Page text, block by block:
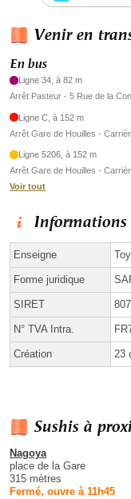
Venir en
En bus
Ligne 34, à 82 m
Arrêt Pasteur - 5 Rue de la
Ligne C, à 152 m
Arrêt Gare de Houilles -
Ligne 5206, à 152 m
Arrêt Gare de Houilles -
Voir tout
Informations
Enseigne
Forme juridique
SIRET
N° TVA Intra.
Création 23
Sushis à
Nagoya
place de la Gare
315 mètres
Fermé, ouvre à 11h45